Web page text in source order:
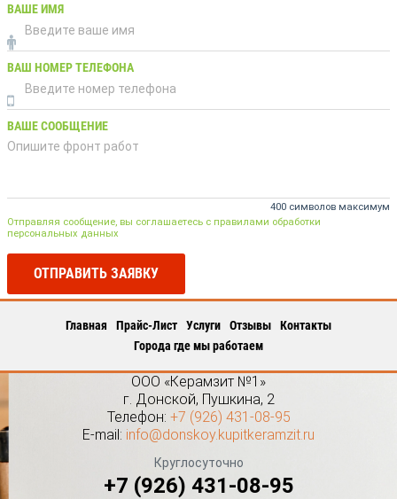
ВАШЕ ИМЯ
ВАШ НОМЕР ТЕЛЕФОНА
ВАШЕ СООБЩЕНИЕ
400 символов максимум
Отправляя сообщение, вы соглашаетесь с правилами обработки
персональных данных
ОТПРАВИТЬ ЗАЯВКУ
Главная Прайс-Лист Услуги Отзывы
Контакты
Города где мы работаем
ООО «Керамзит №1»
г. Донской, Пушкина, 2
Телефон: +7 (926) 431-08-95
E-mail: info@donskoy.kupitkeramzit.ru
Круглосуточно
+7 (926) 431-08-95